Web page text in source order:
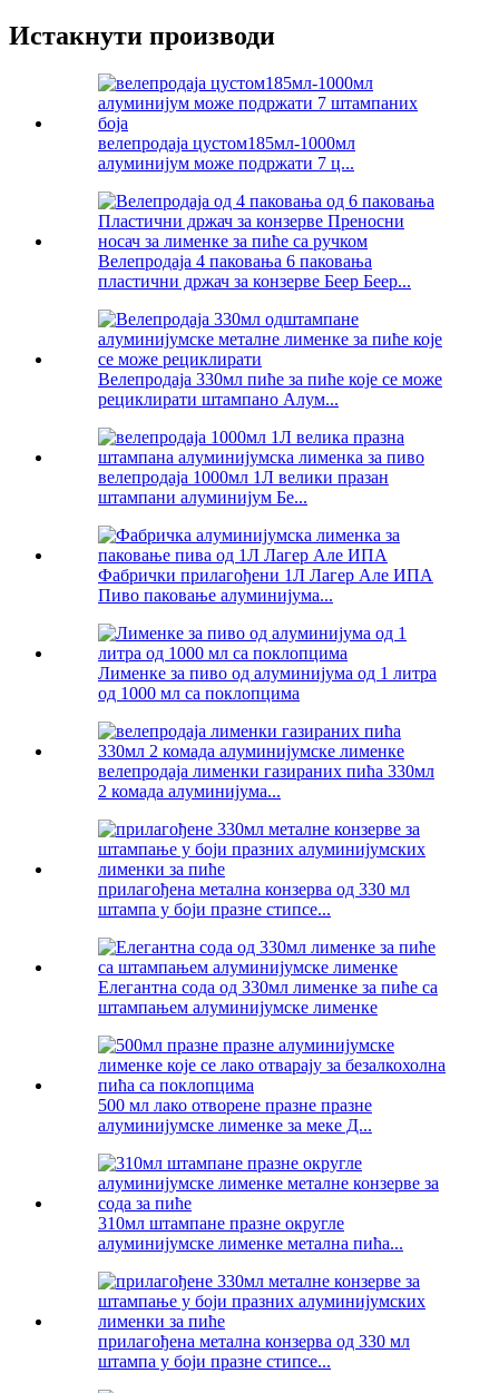
Истакнути производи
велепродаја цустом185мл-1000мл
алуминијум може подржати 7 ц...
Велепродаја 4 паковања 6 паковања
пластични држач за конзерве Беер Беер...
Велепродаја 330мл пиће за пиће које се може
рециклирати штампано Алум...
велепродаја 1000мл 1Л велики празан
штампани алуминијум Бе...
Фабрички прилагођени 1Л Лагер Але ИПА
Пиво паковање алуминијума...
Лименке за пиво од алуминијума од 1 литра
од 1000 мл са поклопцима
велепродаја лименки газираних пића 330мл
2 комада алуминијума...
прилагођена метална конзерва од 330 мл
штампа у боји празне стипсе...
Елегантна сода од 330мл лименке за пиће са
штампањем алуминијумске лименке
500 мл лако отворене празне празне
алуминијумске лименке за меке Д...
310мл штампане празне округле
алуминијумске лименке метална пића...
прилагођена метална конзерва од 330 мл
штампа у боји празне стипсе...